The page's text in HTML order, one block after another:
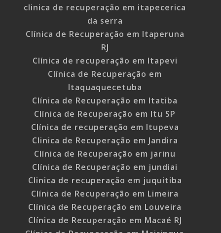
clinica de recuperação em itapecerica
da serra
Clínica de Recuperação em Itaperuna
RJ
Clínica de recuperação em Itapevi
Clínica de Recuperação em
Itaquaquecetuba
Clínica de Recuperação em Itatiba
Clínica de Recuperação em Itu SP
Clínica de recuperação em Itupeva
Clinica de Recuperação em Jandira
Clínica de Recuperação em jarinu
Clínica de Recuperação em jundiai
Clinica de recuperação em juquitiba
Clínica de Recuperação em Limeira
Clínica de Recuperação em Louveira
Clínica de Recuperação em Macaé RJ